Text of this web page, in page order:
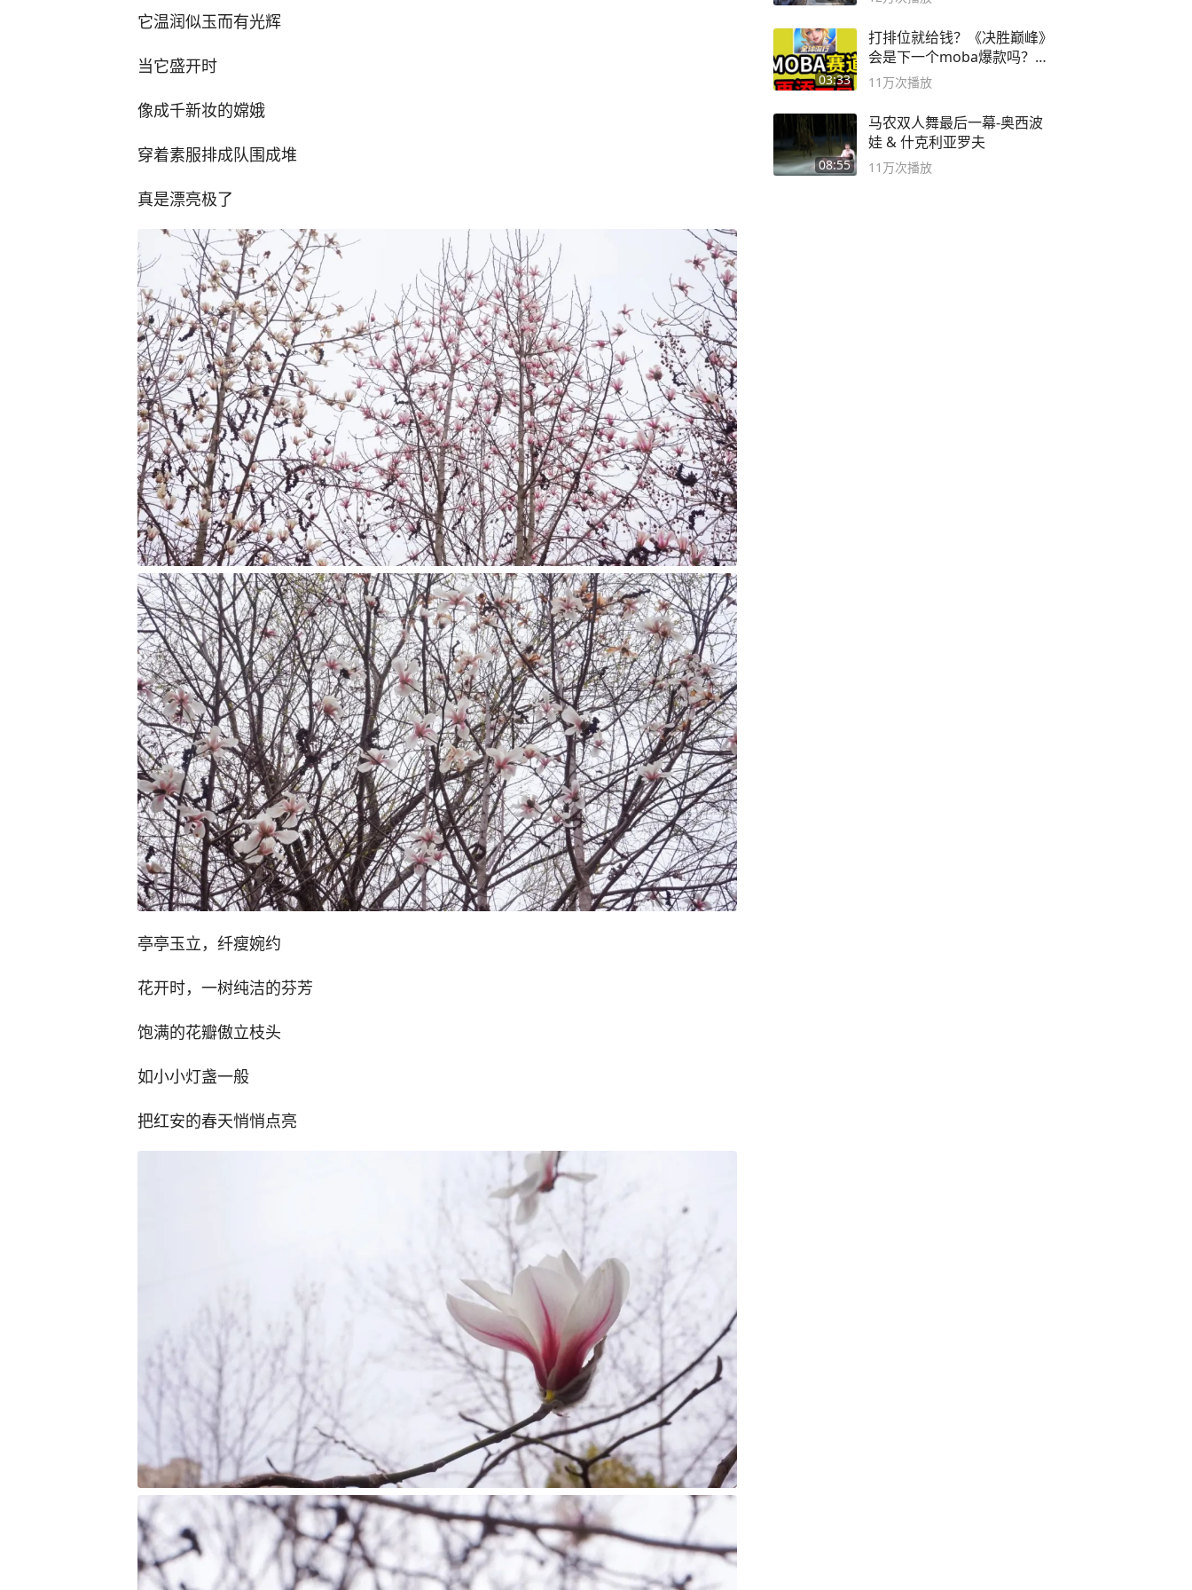
它温润似玉而有光辉
当它盛开时
像成千新妆的嫦娥
穿着素服排成队围成堆
真是漂亮极了
亭亭玉立，纤瘦婉约
花开时，一树纯洁的芬芳
饱满的花瓣傲立枝头
如小小灯盏一般
把红安的春天悄悄点亮
03:33
打排位就给钱？《决胜巅峰》
会是下一个moba爆款吗？#
决胜巅峰
11万次播放
08:55
马农双人舞最后一幕-奥西波
娃 & 什克利亚罗夫
11万次播放